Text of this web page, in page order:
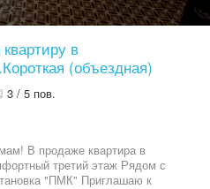
в
(объездная)
3 / 5 пов.
В продаже квартира в
третий этаж Рядом с
"ПМК" Приглашаю к